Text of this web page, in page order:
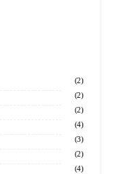
(2)
(2)
(2)
(4)
(3)
(2)
(4)